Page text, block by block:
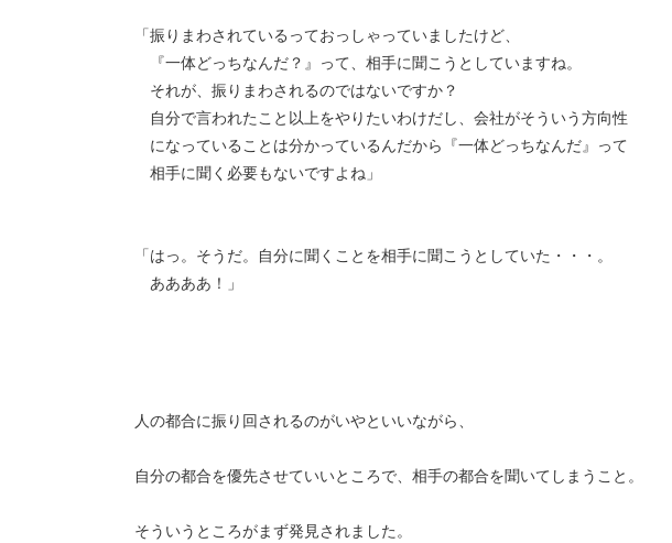
「振りまわされているっておっしゃっていましたけど、
『一体どっちなんだ？』って、相手に聞こうとしていますね。
それが、振りまわされるのではないですか？
自分で言われたこと以上をやりたいわけだし、会社がそういう方向性
になっていることは分かっているんだから『一体どっちなんだ』って
相手に聞く必要もないですよね」
「はっ。そうだ。自分に聞くことを相手に聞こうとしていた・・・。
ああああ！」
人の都合に振り回されるのがいやといいながら、
自分の都合を優先させていいところで、相手の都合を聞いてしまうこと。
そういうところがまず発見されました。